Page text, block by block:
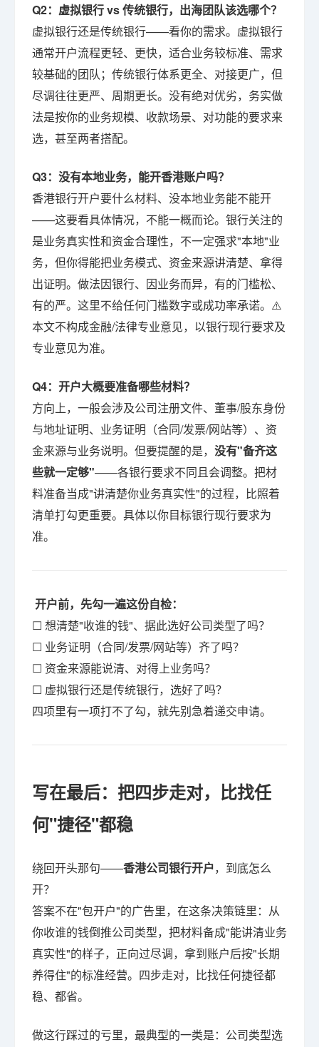
Q2：虚拟银行 vs 传统银行，出海团队该选哪个？
虚拟银行还是传统银行——看你的需求。虚拟银行
通常开户流程更轻、更快，适合业务较标准、需求
较基础的团队；传统银行体系更全、对接更广，但
尽调往往更严、周期更长。没有绝对优劣，务实做
法是按你的业务规模、收款场景、对功能的要求来
选，甚至两者搭配。
Q3：没有本地业务，能开香港账户吗？
香港银行开户要什么材料、没本地业务能不能开
——这要看具体情况，不能一概而论。银行关注的
是业务真实性和资金合理性，不一定强求"本地"业
务，但你得能把业务模式、资金来源讲清楚、拿得
出证明。做法因银行、因业务而异，有的门槛松、
有的严。这里不给任何门槛数字或成功率承诺。⚠️
本文不构成金融/法律专业意见，以银行现行要求及
专业意见为准。
Q4：开户大概要准备哪些材料？
方向上，一般会涉及公司注册文件、董事/股东身份
与地址证明、业务证明（合同/发票/网站等）、资
金来源与业务说明。但要提醒的是， 没有"备齐这
些就一定够"——各银行要求不同且会调整。把材
料准备当成"讲清楚你业务真实性"的过程，比照着
清单打勾更重要。具体以你目标银行现行要求为
准。
开户前，先勾一遍这份自检：
☐ 想清楚"收谁的钱"、据此选好公司类型了吗？
☐ 业务证明（合同/发票/网站等）齐了吗？
☐ 资金来源能说清、对得上业务吗？
☐ 虚拟银行还是传统银行，选好了吗？
四项里有一项打不了勾，就先别急着递交申请。
写在最后：把四步走对，比找任
何"捷径"都稳
绕回开头那句——香港公司银行开户，到底怎么
开？
答案不在"包开户"的广告里，在这条决策链里：从
你收谁的钱倒推公司类型，把材料备成"能讲清业务
真实性"的样子，正向过尽调，拿到账户后按"长期
养得住"的标准经营。四步走对，比找任何捷径都
稳、都省。
做这行踩过的亏里，最典型的一类是：公司类型选